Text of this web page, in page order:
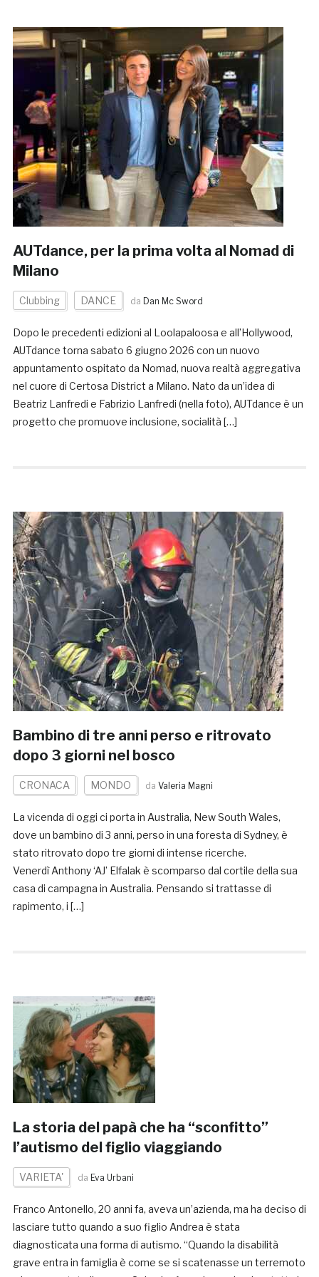
AUTdance, per la prima volta al Nomad di
Milano
Clubbing DANCE da Dan Mc Sword
Dopo le precedenti edizioni al Loolapaloosa e all’Hollywood,
AUTdance torna sabato 6 giugno 2026 con un nuovo
appuntamento ospitato da Nomad, nuova realtà aggregativa
nel cuore di Certosa District a Milano. Nato da un’idea di
Beatriz Lanfredi e Fabrizio Lanfredi (nella foto), AUTdance è un
progetto che promuove inclusione, socialità […]
Bambino di tre anni perso e ritrovato
dopo 3 giorni nel bosco
CRONACA MONDO da Valeria Magni
La vicenda di oggi ci porta in Australia, New South Wales,
dove un bambino di 3 anni, perso in una foresta di Sydney, è
stato ritrovato dopo tre giorni di intense ricerche.
Venerdì Anthony ‘AJ’ Elfalak è scomparso dal cortile della sua
casa di campagna in Australia. Pensando si trattasse di
rapimento, i […]
La storia del papà che ha “sconfitto”
l’autismo del figlio viaggiando
VARIETA' da Eva Urbani
Franco Antonello, 20 anni fa, aveva un’azienda, ma ha deciso di
lasciare tutto quando a suo figlio Andrea è stata
diagnosticata una forma di autismo. “Quando la disabilità
grave entra in famiglia è come se si scatenasse un terremoto